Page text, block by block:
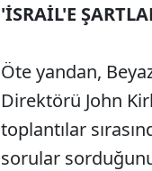
'İSRAİL'E
Öte yandan,
Direktörü John
toplantılar
sorular